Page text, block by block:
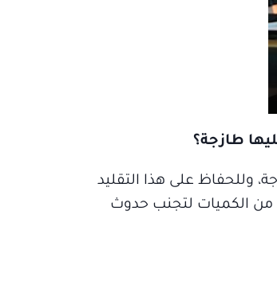
طازجة؟
وللحفاظ على هذا التقليد
من الكميات لتجنب حدوث